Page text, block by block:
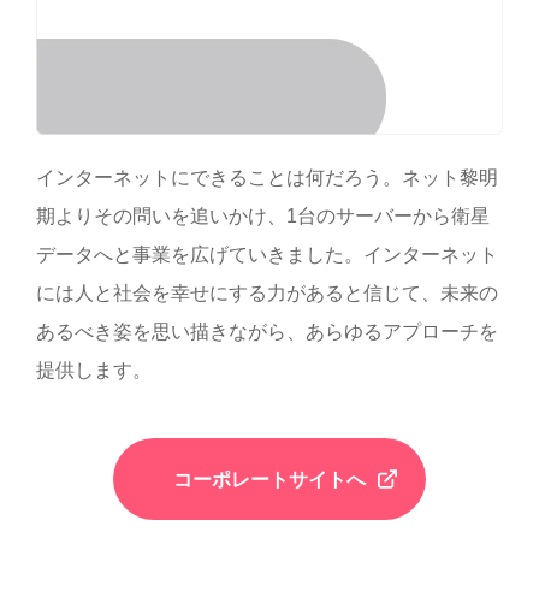
インターネットにできることは何だろう。ネット黎明
期よりその問いを追いかけ、1台のサーバーから衛星
データへと事業を広げていきました。インターネット
には人と社会を幸せにする力があると信じて、未来の
あるべき姿を思い描きながら、あらゆるアプローチを
提供します。
コーポレートサイトへ